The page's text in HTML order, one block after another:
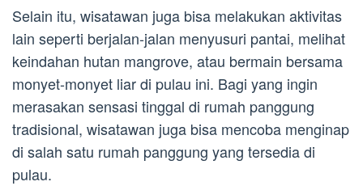
Selain itu, wisatawan juga bisa melakukan aktivitas
lain seperti berjalan-jalan menyusuri pantai, melihat
keindahan hutan mangrove, atau bermain bersama
monyet-monyet liar di pulau ini. Bagi yang ingin
merasakan sensasi tinggal di rumah panggung
tradisional, wisatawan juga bisa mencoba menginap
di salah satu rumah panggung yang tersedia di
pulau.